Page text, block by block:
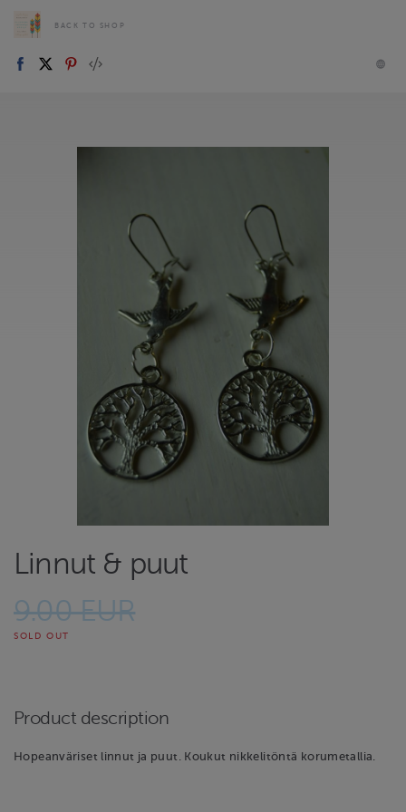
BACK TO SHOP
Linnut & puut
9.00 EUR
SOLD OUT
Product description
Hopeanväriset linnut ja puut. Koukut nikkelitöntä korumetallia.